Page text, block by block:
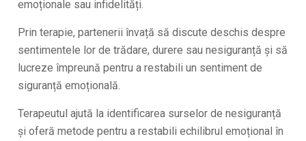
emoționale sau infidelități.
Prin terapie, partenerii învață să discute deschis despre
sentimentele lor de trădare, durere sau nesiguranță și să
lucreze împreună pentru a restabili un sentiment de
siguranță emoțională.
Terapeutul ajută la identificarea surselor de nesiguranță
și oferă metode pentru a restabili echilibrul emoțional în